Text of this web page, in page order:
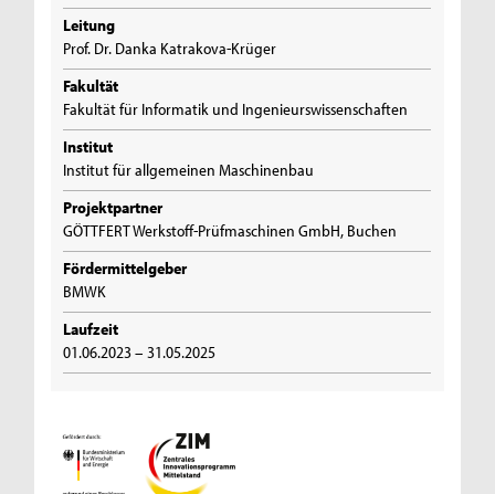
Leitung
Prof. Dr. Danka Katrakova-Krüger
Fakultät
Fakultät für Informatik und Ingenieurswissenschaften
Institut
Institut für allgemeinen Maschinenbau
Projektpartner
GÖTTFERT Werkstoff-Prüfmaschinen GmbH, Buchen
Fördermittelgeber
BMWK
Laufzeit
01.06.2023 – 31.05.2025